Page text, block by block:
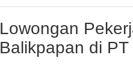
Lowongan
Balikpapan di